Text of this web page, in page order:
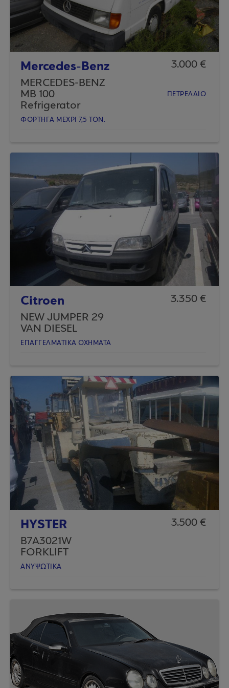
Mercedes-Benz
3.000 €
MERCEDES-BENZ
MB 100
Refrigerator
ΠΕΤΡΕΛΑΙΟ
ΦΟΡΤΗΓA ΜΕΧΡΙ 7,5 ΤΟΝ.
Citroen
3.350 €
NEW JUMPER 29
VAN DIESEL
ΕΠΑΓΓΕΛΜΑΤΙΚA ΟΧΗΜΑΤΑ
HYSTER
3.500 €
B7A3021W
FORKLIFT
ΑΝΥΨΩΤΙΚA